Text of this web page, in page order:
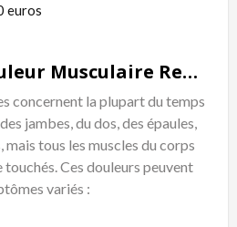
euros
Symptômes Douleur Musculaire Remède Naturel
concernent la plupart du temps
jambes, du dos, des épaules,
mais tous les muscles du corps
Ces douleurs peuvent
variés :